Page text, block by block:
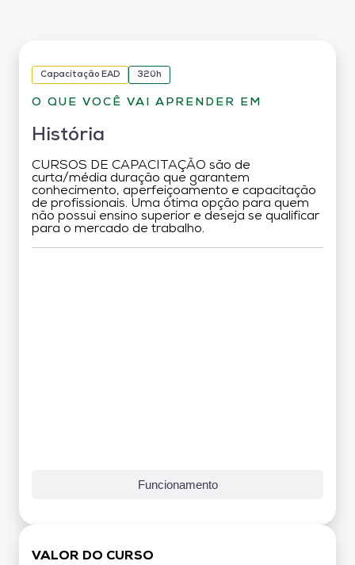
Capacitação EAD 320h
O QUE VOCÊ VAI APRENDER EM
História
CURSOS DE CAPACITAÇÃO são de
curta/média duração que garantem
conhecimento, aperfeiçoamento e capacitação
de profissionais. Uma ótima opção para quem
não possui ensino superior e deseja se qualificar
para o mercado de trabalho.
Funcionamento
VALOR DO CURSO